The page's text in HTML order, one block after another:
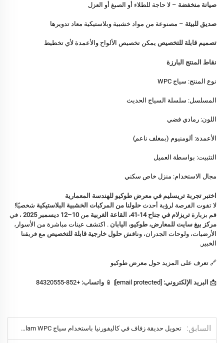
صيانة منخفضة – لا حاجة للطلاء أو الصبغ أو العزل
صديق للبيئة – مصنوعة من مواد خشبية وبلاستيكية معاد تدويرها
تصميم قابلة للتخصيص يمكن تخصيص الألواح والأعمدة لأي تخطيط
نقاط المنتج البارزة
نوع المنتج: سياج WPC
المسلسل: سلسلة السياج الحديث
اللون: رمادي فضي
الأعمدة: ألومنيوم (بمغلف ناعم)
التثبيت: بواسطة العميل
مجال الاستخدام: منزل خاص سكني
اختبر تجربة تريسليم في معرض طوكيو للهندسة المعمارية
لا تفوت الفرصة لرؤية أحدث حلولنا من المركبات الخشبية البلاستيكية شخصيًا!
قم بزيارة تريزلام في جناح 14-41، القاعة الغربية من 10–12 ديسمبر 2025
، في
مركز بيغ سايت للمعارض، طوكيو، اليابان . اكتشف عينات مباشرة من الأسوار،
الأرضيات، ولوحات الجدران، وناقش حلول خارجية قابلة للتخصيص مع فريقنا
الخبير.
🔗 تعرف على المزيد حول معرض طوكيو
📩 البريد الإلكتروني: | 📱 واتساب: +852-84320555
السابق تحويل حديقة زفاف في كاليفورنيا باستخدام سياج Treslam WPC